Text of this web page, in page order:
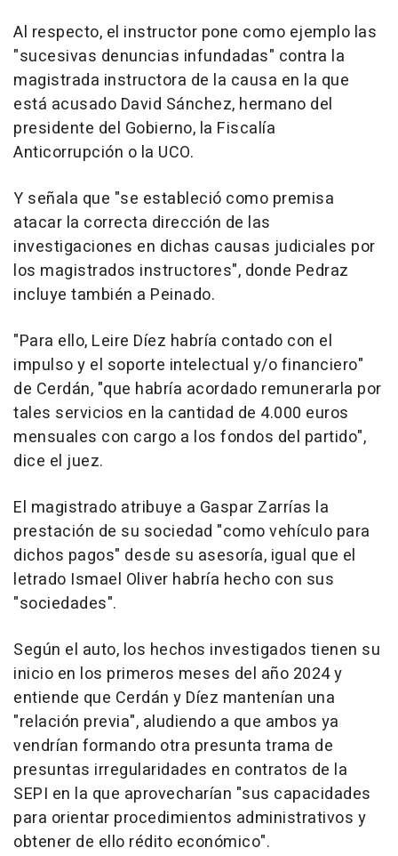
Al respecto, el instructor pone como ejemplo las
"sucesivas denuncias infundadas" contra la
magistrada instructora de la causa en la que
está acusado David Sánchez, hermano del
presidente del Gobierno, la Fiscalía
Anticorrupción o la UCO.
Y señala que "se estableció como premisa
atacar la correcta dirección de las
investigaciones en dichas causas judiciales por
los magistrados instructores", donde Pedraz
incluye también a Peinado.
"Para ello, Leire Díez habría contado con el
impulso y el soporte intelectual y/o financiero"
de Cerdán, "que habría acordado remunerarla por
tales servicios en la cantidad de 4.000 euros
mensuales con cargo a los fondos del partido",
dice el juez.
El magistrado atribuye a Gaspar Zarrías la
prestación de su sociedad "como vehículo para
dichos pagos" desde su asesoría, igual que el
letrado Ismael Oliver habría hecho con sus
"sociedades".
Según el auto, los hechos investigados tienen su
inicio en los primeros meses del año 2024 y
entiende que Cerdán y Díez mantenían una
"relación previa", aludiendo a que ambos ya
vendrían formando otra presunta trama de
presuntas irregularidades en contratos de la
SEPI en la que aprovecharían "sus capacidades
para orientar procedimientos administrativos y
obtener de ello rédito económico".